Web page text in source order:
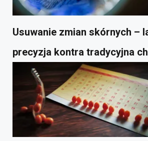
Usuwanie zmian skórnych –
precyzja kontra tradycyjna